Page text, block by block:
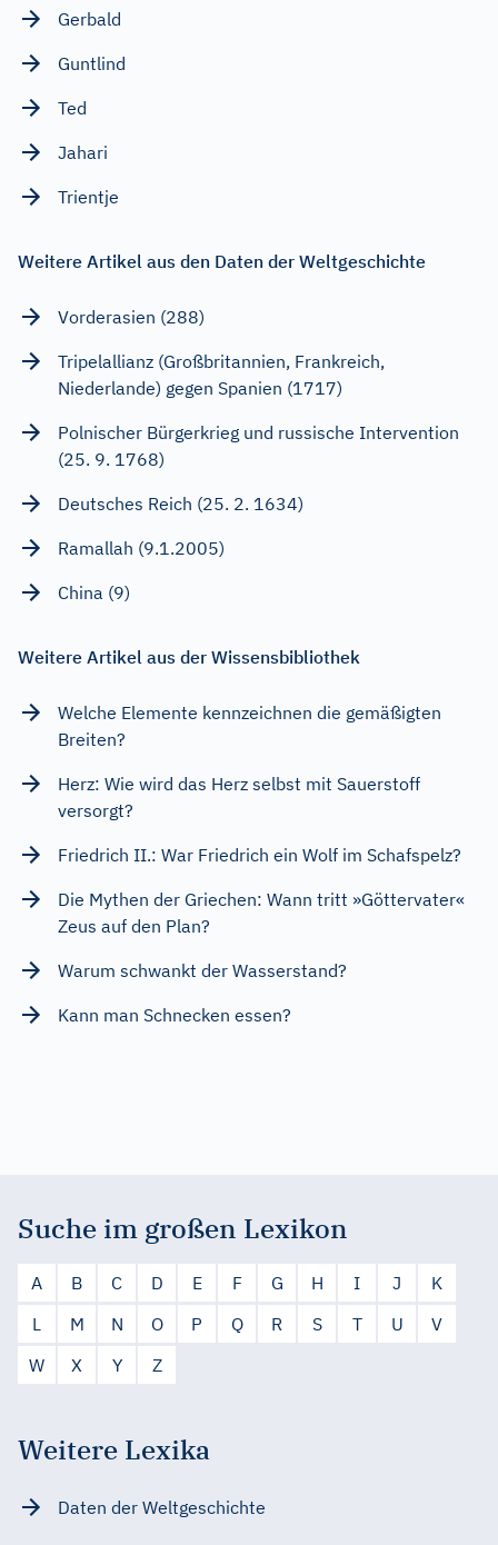
Gerbald
Guntlind
Ted
Jahari
Trientje
Weitere Artikel aus den Daten der Weltgeschichte
Vorderasien (288)
Tripelallianz (Großbritannien, Frankreich,
Niederlande) gegen Spanien (1717)
Polnischer Bürgerkrieg und russische Intervention
(25. 9. 1768)
Deutsches Reich (25. 2. 1634)
Ramallah (9.1.2005)
China (9)
Weitere Artikel aus der Wissensbibliothek
Welche Elemente kennzeichnen die gemäßigten
Breiten?
Herz: Wie wird das Herz selbst mit Sauerstoff
versorgt?
Friedrich II.: War Friedrich ein Wolf im Schafspelz?
Die Mythen der Griechen: Wann tritt »Göttervater«
Zeus auf den Plan?
Warum schwankt der Wasserstand?
Kann man Schnecken essen?
Suche im großen Lexikon
A B C D E F G H I J
K
L
M N O P Q R S T U
V
W
X Y Z
Weitere Lexika
Daten der Weltgeschichte